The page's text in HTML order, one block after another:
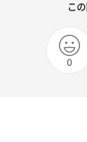
こ
0